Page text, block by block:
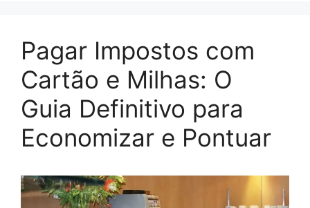
Pagar Impostos com
Cartão e Milhas: O
Guia Definitivo para
Economizar e Pontuar